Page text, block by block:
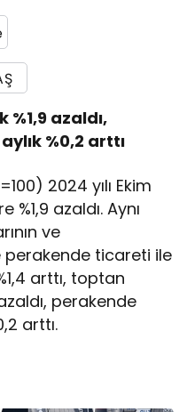
%1,9 azaldı,
%0,2 arttı
2024 yılı Ekim
azaldı. Aynı
ve
ticareti ile
arttı, toptan
perakende
arttı.